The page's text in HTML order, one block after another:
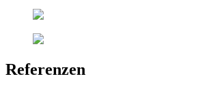
Referenzen